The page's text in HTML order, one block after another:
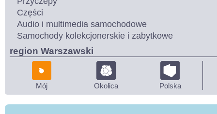
Części
Audio i multimedia samochodowe
Samochody kolekcjonerskie i zabytkowe
region Warszawski
Mój Okolica Polska